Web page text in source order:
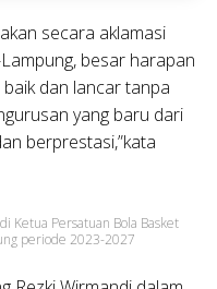
secara aklamasi
besar harapan
dan lancar tanpa
yang baru dari
berprestasi,”kata
Ketua Persatuan Bola Basket
periode 2023-2027